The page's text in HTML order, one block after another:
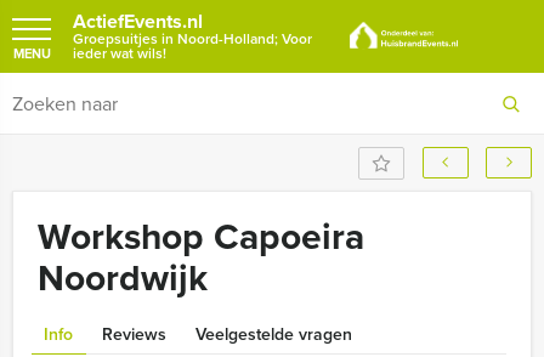
ActiefEvents.nl
Groepsuitjes in Noord-Holland; Voor
ieder wat wils!
MENU
Workshop Capoeira
Noordwijk
Info Reviews Veelgestelde vragen